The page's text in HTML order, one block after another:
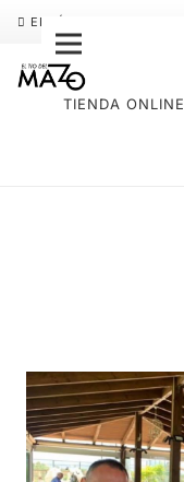
ENVÍO GRATIS
TIENDA ONLINE